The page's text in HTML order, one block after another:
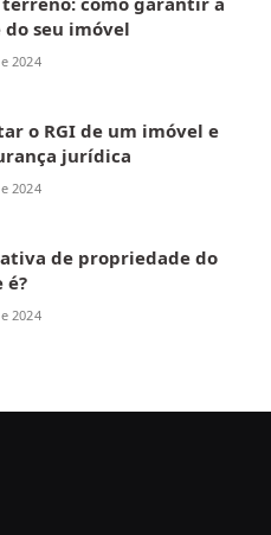
seu imóvel
2024
o RGI de um imóvel e
jurídica
2024
de propriedade do
é?
2024